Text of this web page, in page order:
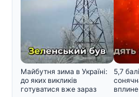
Майбутня зима в Україні:
до яких викликів
готуватися вже зараз
5,7